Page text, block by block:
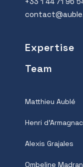
Expertise
Team
Matthieu Aublé
Henri d’Armagnac
Alexis Grajales
Ombeline